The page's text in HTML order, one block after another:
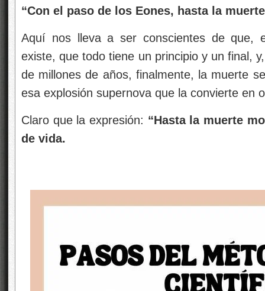
“Con el paso de los Eones, hasta la
Aquí nos lleva a ser conscientes de que,
existe, que todo tiene un principio y un final,
de millones de años, finalmente, la muerte
esa explosión supernova que la convierte en
Claro que la expresión: “Hasta la muerte
de vida.